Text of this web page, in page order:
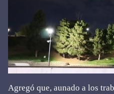
Agregó que, aunado a los